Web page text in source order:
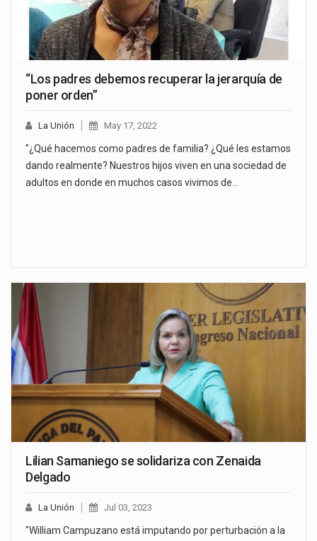
“Los padres debemos recuperar la jerarquía de
poner orden”
La Unión May 17, 2022
"¿Qué hacemos como padres de familia? ¿Qué les estamos
dando realmente? Nuestros hijos viven en una sociedad de
adultos en donde en muchos casos vivimos de…
Lilian Samaniego se solidariza con Zenaida
Delgado
La Unión Jul 03, 2023
"William Campuzano está imputando por perturbación a la